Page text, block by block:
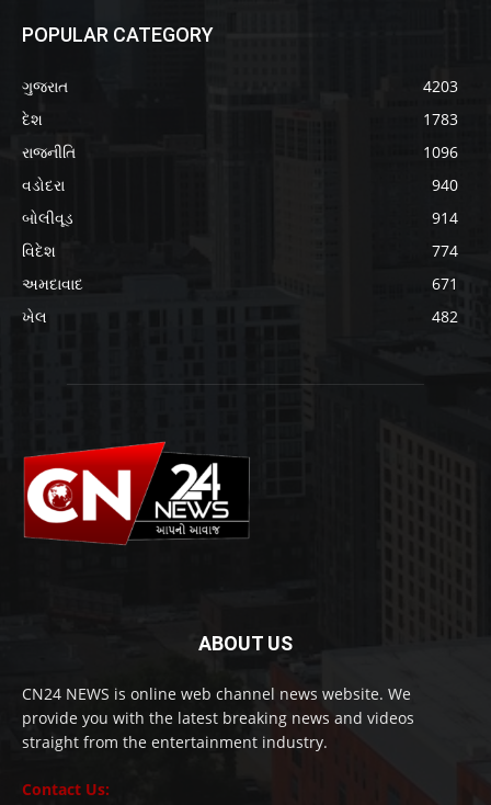
POPULAR CATEGORY
ગુજરાત
4203
દેશ
1783
રાજનીતિ
1096
વડોદરા
940
બોલીવૂડ
914
વિદેશ
774
અમદાવાદ
671
ખેલ
482
ABOUT US
CN24 NEWS is online web channel news website. We
provide you with the latest breaking news and videos
straight from the entertainment industry.
Contact Us: